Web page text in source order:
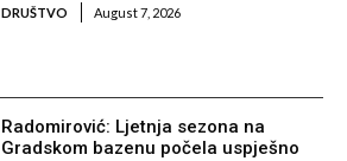
DRUŠTVO August 7, 2026
Radomirović: Ljetnja sezona na
Gradskom bazenu počela uspješno